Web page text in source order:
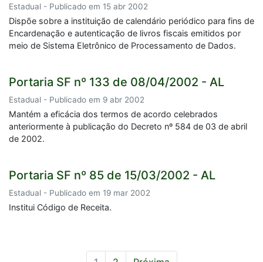
Estadual - Publicado em 15 abr 2002
Dispõe sobre a instituição de calendário periódico para fins de
Encardenação e autenticação de livros fiscais emitidos por
meio de Sistema Eletrônico de Processamento de Dados.
Portaria SF nº 133 de 08/04/2002 - AL
Estadual - Publicado em 9 abr 2002
Mantém a eficácia dos termos de acordo celebrados
anteriormente à publicação do Decreto nº 584 de 03 de abril
de 2002.
Portaria SF nº 85 de 15/03/2002 - AL
Estadual - Publicado em 19 mar 2002
Institui Código de Receita.